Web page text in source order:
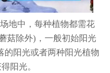
地中，每种植物都需花
菇除外)，一般初始阳光
的阳光或者两种阳光植物
阳光。